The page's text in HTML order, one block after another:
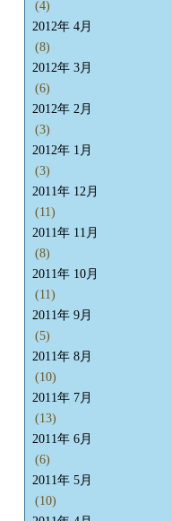
(4)
2012年 4月
(8)
2012年 3月
(6)
2012年 2月
(3)
2012年 1月
(3)
2011年 12月
(11)
2011年 11月
(8)
2011年 10月
(11)
2011年 9月
(5)
2011年 8月
(10)
2011年 7月
(13)
2011年 6月
(6)
2011年 5月
(10)